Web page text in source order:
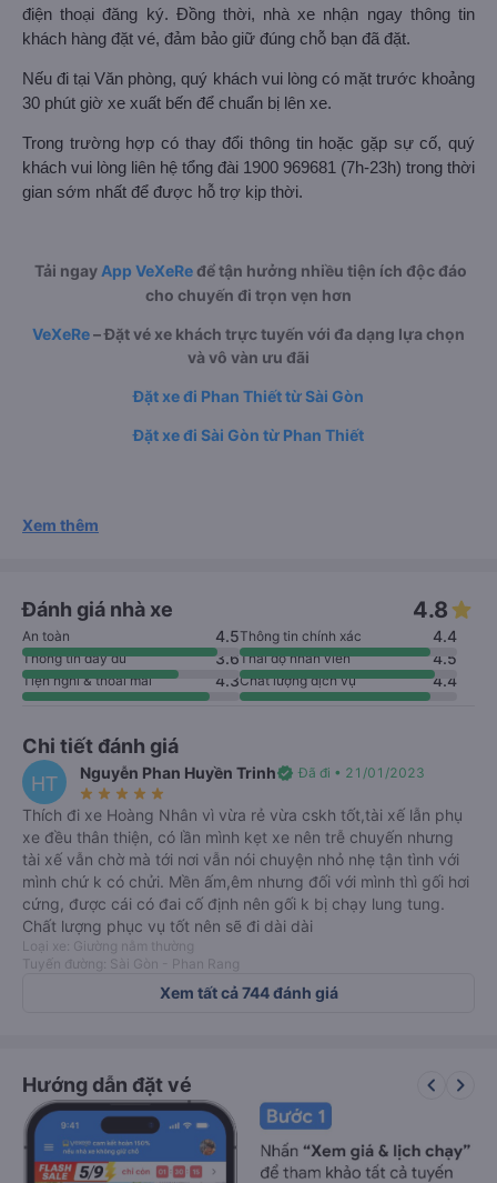
điện thoại đăng ký. Đồng thời, nhà xe nhận ngay thông tin
khách hàng đặt vé, đảm bảo giữ đúng chỗ bạn đã đặt.
Nếu đi tại Văn phòng, quý khách vui lòng có mặt trước khoảng
30 phút giờ xe xuất bến để chuẩn bị lên xe.
Trong trường hợp có thay đổi thông tin hoặc gặp sự cố, quý
khách vui lòng liên hệ tổng đài 1900 969681 (7h-23h) trong thời
gian sớm nhất để được hỗ trợ kịp thời.
Tải ngay App VeXeReđể tận hưởng nhiều tiện ích độc đáo
cho chuyến đi trọn vẹn hơn
VeXeRe– Đặt vé xe khách trực tuyến với đa dạng lựa chọn
và vô vàn ưu đãi
Đặt xe đi Phan Thiết từ Sài Gòn
Đặt xe đi Sài Gòn từ Phan Thiết
Xem thêm
Đánh giá nhà xe 4.8
An toàn 4.5Thông tin chính xác 4.4
Thông tin đầy đủ 3.6Thái độ nhân viên 4.5
Tiện nghi & thoải mái 4.3Chất lượng dịch vụ 4.4
Chi tiết đánh giá
HT Nguyễn Phan Huyền Trinhverified Đã đi • 21/01/2023
star_rate star_rate star_rate star_rate star_rate
Thích đi xe Hoàng Nhân vì vừa rẻ vừa cskh tốt,tài xế lẫn phụ
xe đều thân thiện, có lần mình kẹt xe nên trễ chuyến nhưng
tài xế vẫn chờ mà tới nơi vẫn nói chuyện nhỏ nhẹ tận tình với
mình chứ k có chửi. Mền ấm,êm nhưng đối với mình thì gối hơi
cứng, được cái có đai cố định nên gối k bị chạy lung tung.
Chất lượng phục vụ tốt nên sẽ đi dài dài
Loại xe: Giường nằm thường
Tuyến đường: Sài Gòn - Phan Rang
Xem tất cả 744 đánh giá
Hướng dẫn đặt vé keyboard_arrow_left keyboard_arrow_right